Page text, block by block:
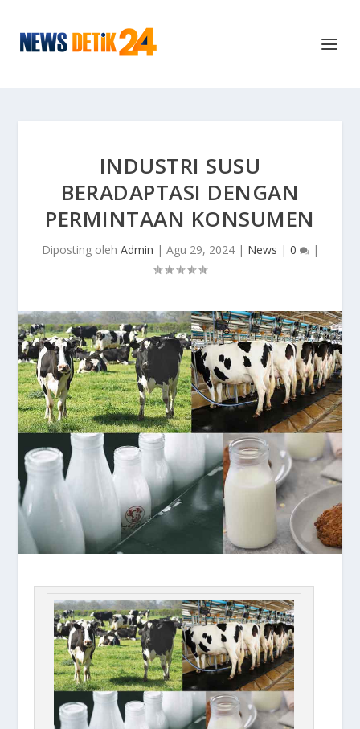
INDUSTRI SUSU
BERADAPTASI DENGAN
PERMINTAAN KONSUMEN
Diposting oleh Admin | Agu 29, 2024| News | 0 |